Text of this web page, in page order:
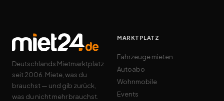
Deutschlands Mietmarktplatz
seit 2006. Miete, was du
brauchst — und gib zurück,
was du nicht mehr brauchst.
MARKTPLATZ
Fahrzeuge mieten
Autoabo
Wohnmobile
Events